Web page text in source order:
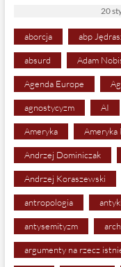
20
aborcja abp
absurd Adam
Agenda Europe
agnostycyzm AI
Ameryka Ameryka
Andrzej Dominiczak
Andrzej Koraszewski
antropologia
antysemityzm
argumenty na rzecz